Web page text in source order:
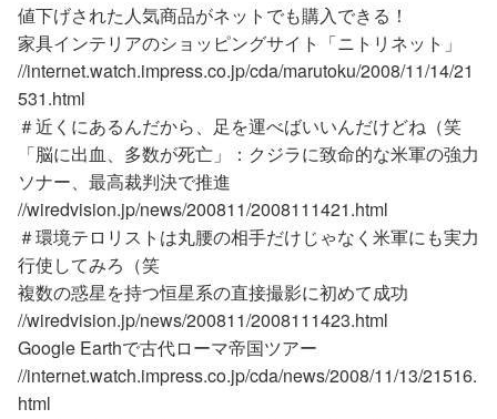
値下げされた人気商品がネットでも購入できる！
家具インテリアのショッピングサイト「ニトリネット」
//internet.watch.impress.co.jp/cda/marutoku/2008/11/14/21
531.html
＃近くにあるんだから、足を運べばいいんだけどね（笑
「脳に出血、多数が死亡」：クジラに致命的な米軍の強力
ソナー、最高裁判決で推進
//wiredvision.jp/news/200811/2008111421.html
＃環境テロリストは丸腰の相手だけじゃなく米軍にも実力
行使してみろ（笑
複数の惑星を持つ恒星系の直接撮影に初めて成功
//wiredvision.jp/news/200811/2008111423.html
Google Earthで古代ローマ帝国ツアー
//internet.watch.impress.co.jp/cda/news/2008/11/13/21516.
html